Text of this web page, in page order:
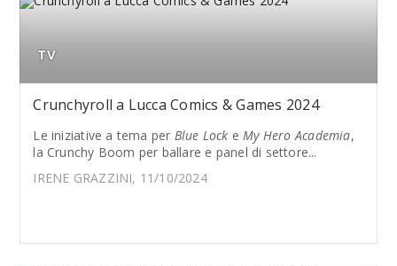
TV
Crunchyroll a Lucca Comics & Games 2024
Le iniziative a tema per Blue Lock e My Hero Academia,
la Crunchy Boom per ballare e panel di settore...
IRENE GRAZZINI, 11/10/2024